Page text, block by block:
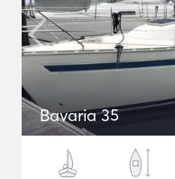
Bavaria 35